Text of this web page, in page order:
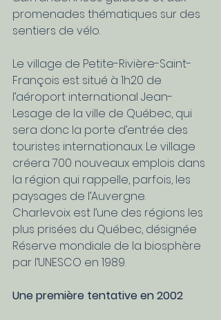
promenades thématiques sur des
sentiers de vélo.
Le village de Petite-Rivière-Saint-
François est situé à 1h20 de
l’aéroport international Jean-
Lesage de la ville de Québec, qui
sera donc la porte d’entrée des
touristes internationaux. Le village
créera 700 nouveaux emplois dans
la région qui rappelle, parfois, les
paysages de l’Auvergne.
Charlevoix est l’une des régions les
plus prisées du Québec, désignée
Réserve mondiale de la biosphère
par l’UNESCO en 1989.
Une première tentative en 2002